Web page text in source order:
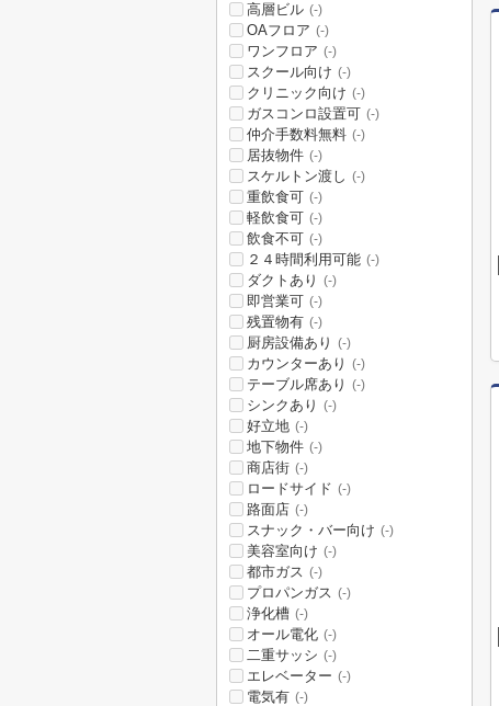
高層ビル (-)
OAフロア (-)
ワンフロア (-)
スクール向け (-)
クリニック向け (-)
ガスコンロ設置可 (-)
仲介手数料無料 (-)
居抜物件 (-)
スケルトン渡し (-)
重飲食可 (-)
軽飲食可 (-)
飲食不可 (-)
２４時間利用可能 (-)
ダクトあり (-)
即営業可 (-)
残置物有 (-)
厨房設備あり (-)
カウンターあり (-)
テーブル席あり (-)
シンクあり (-)
好立地 (-)
地下物件 (-)
商店街 (-)
ロードサイド (-)
路面店 (-)
スナック・バー向け (-)
美容室向け (-)
都市ガス (-)
プロパンガス (-)
浄化槽 (-)
オール電化 (-)
二重サッシ (-)
エレベーター (-)
電気有 (-)